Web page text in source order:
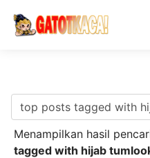
Menampilkan hasil
tagged with hijab